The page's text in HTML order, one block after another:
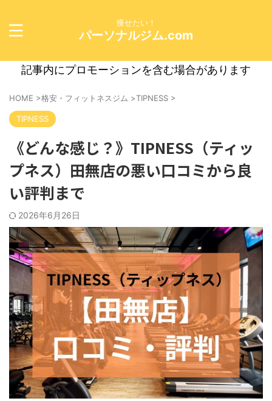
痩せたい！
パーソナルジム.com
記事内にプロモーションを含む場合があります
HOME >格安・フィットネスジム >TIPNESS >
TIPNESS
《どんな感じ？》TIPNESS（ティッ
プネス）田無店の悪い口コミから良
い評判まで
2026年6月26日